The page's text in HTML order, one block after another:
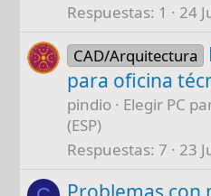
Respuestas 1 24
CAD/Arquitectura
para oficina
pindio
Elegir PC
(ESP)
Respuestas 7 23